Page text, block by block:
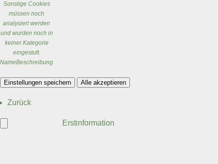
Sonstige Cookies
müssen noch
analysiert werden
und wurden noch in
keiner Kategorie
eingestuft.
NameBeschreibung
Einstellungen speichern Alle akzeptieren
Zurück
Erstinformation